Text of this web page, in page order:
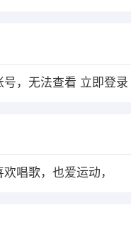
号，无法查看 立即登录
唱歌，也爱运动，